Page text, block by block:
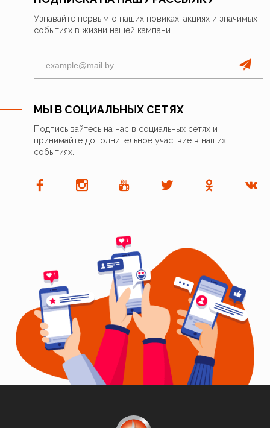
Узнавайте первым о наших новиках, акциях и значимых
событиях в жизни нашей кампани.
МЫ В СОЦИАЛЬНЫХ СЕТЯХ
Подписывайтесь на нас в социальных сетях и
принимайте дополнительное участвие в наших
событиях.